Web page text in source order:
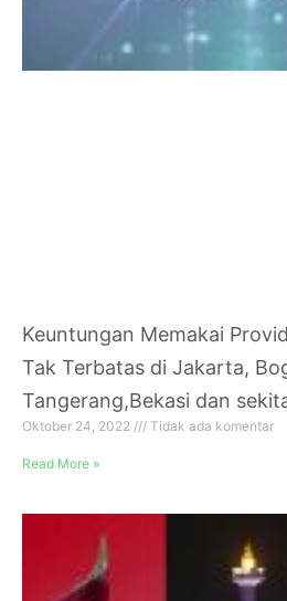
Keuntungan Memakai
Tak Terbatas di Jakarta,
Tangerang,Bekasi dan
Oktober 24, 2022 Tidak ada komentar
Read More »